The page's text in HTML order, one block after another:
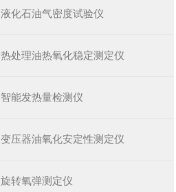
液化石油气密度试验仪
热处理油热氧化稳定测定仪
智能发热量检测仪
变压器油氧化安定性测定仪
旋转氧弹测定仪